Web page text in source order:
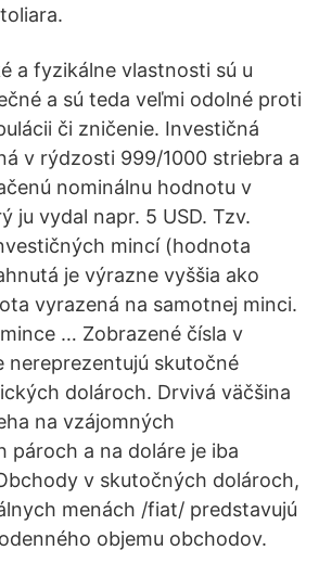
a fyzikálne vlastnosti sú u
a sú teda veľmi odolné proti
či zničenie. Investičná
v rýdzosti 999/1000 striebra a
nominálnu hodnotu v
ju vydal napr. 5 USD. Tzv.
mincí (hodnota
je výrazne vyššia ako
vyrazená na samotnej minci.
… Zobrazené čísla v
nereprezentujú skutočné
dolároch. Drvivá väčšina
na vzájomných
pároch a na doláre je iba
v skutočných dolároch,
menách /fiat/ predstavujú
objemu obchodov.